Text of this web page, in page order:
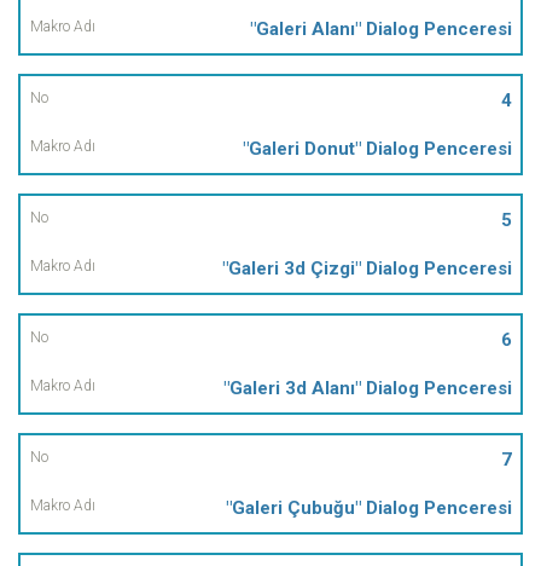
"Galeri Alanı" Dialog Penceresi
4
"Galeri Donut" Dialog Penceresi
5
"Galeri 3d Çizgi" Dialog Penceresi
6
"Galeri 3d Alanı" Dialog Penceresi
7
"Galeri Çubuğu" Dialog Penceresi